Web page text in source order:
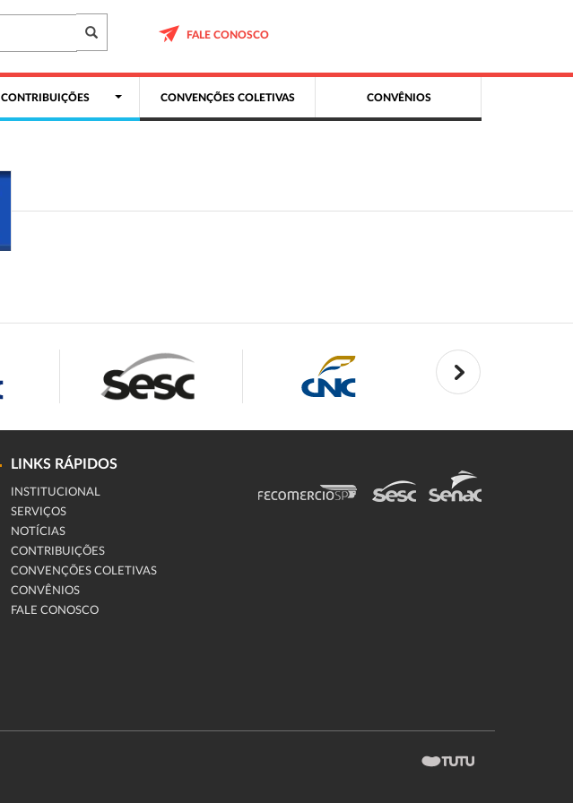
FALE CONOSCO
CONTRIBUIÇÕES CONVENÇÕES COLETIVAS CONVÊNIOS
LINKS RÁPIDOS
INSTITUCIONAL
SERVIÇOS
NOTÍCIAS
CONTRIBUIÇÕES
CONVENÇÕES COLETIVAS
CONVÊNIOS
FALE CONOSCO